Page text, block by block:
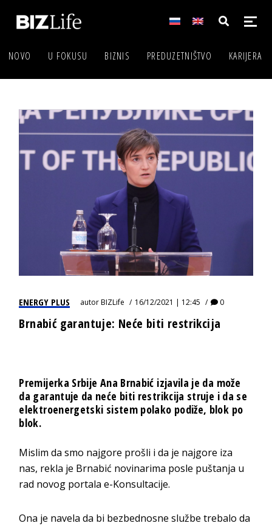
NOVO U FOKUSU BIZNIS PREDUZETNIŠTVO KARIJERA
ENERGY PLUS autorBIZLife 16/12/2021 | 12:45 0
Brnabić garantuje: Neće biti restrikcija
Premijerka Srbije Ana Brnabić izjavila je da može
da garantuje da neće biti restrikcija struje i da se
elektroenergetski sistem polako podiže, blok po
blok.
Mislim da smo najgore prošli i da je najgore iza
nas, rekla je Brnabić novinarima posle puštanja u
rad novog portala e-Konsultacije.
Ona je navela da bi bezbednosne službe trebalo da